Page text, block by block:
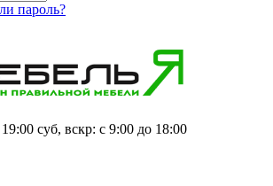
пароль?
суб, вскр: с 9:00 до 18:00